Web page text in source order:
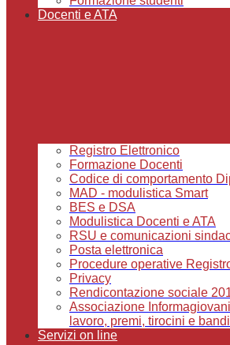
Docenti e ATA
Registro Elettronico
Formazione Docenti
Codice di comportamento
MAD - modulistica Smart
BES e DSA
Modulistica Docenti e ATA
RSU e comunicazioni
Posta elettronica
Procedure operative
Privacy
Rendicontazione sociale
Associazione
lavoro, premi, tirocini e
Servizi on line